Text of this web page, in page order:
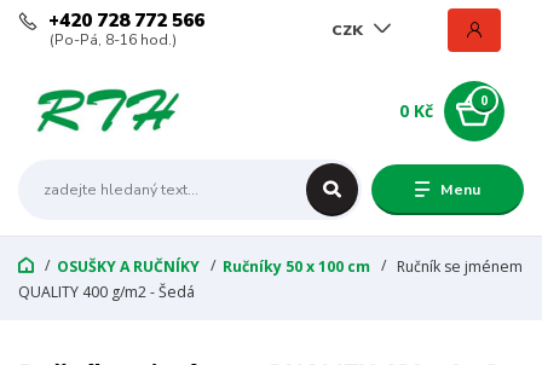
Menu
CZK
+420 728 772 566
(Po-Pá, 8-16 hod.)
0
0 Kč
OSUŠKY A RUČNÍKY Ručníky 50 x 100 cm
Ručník se jménem
QUALITY 400 g/m2 - Šedá